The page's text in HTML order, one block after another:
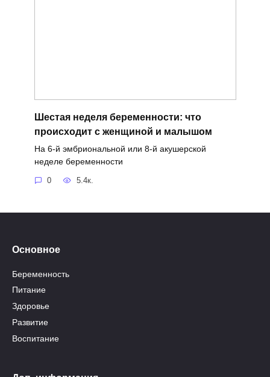
Шестая неделя беременности: что
происходит с женщиной и малышом
На 6-й эмбриональной или 8-й акушерской
неделе беременности
0 5.4к.
Основное
Беременность
Питание
Здоровье
Развитие
Воспитание